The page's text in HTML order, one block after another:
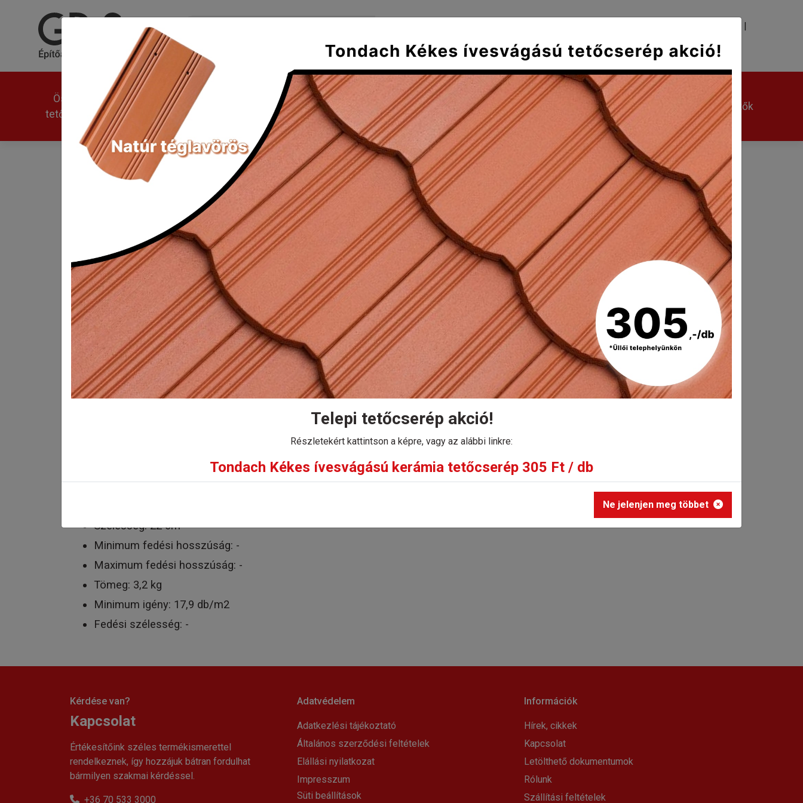
Összes
tetőcserép
Univerzális Klasszikus
Mediterran
Plus
Tradícionális Kerámia kiegészítők Egyéb kiegészítők
Tondach Pilis Max íves sajtolt hármas gerincelosztó elem 17 cm
Tondach Pilis Max íves sajtolt hármas gerincelosztó elem 17 cm
A Tondach Pilis Max ívesvágású alapcserép egyik fő különlegessége, hogy a cserép élének homogén kialakítása a
lehető legjobban reprodukálja a Hódfarkú fedésképet, közel fele akkora anyagszükséglettel négyzetméterenként.
Kiemelkedő töröszilárdsága rendkívül ellenállóvá teszi a környezeti hatássokkal szemben.
Bruttó eladási ár:
16 049Ft/db-tól Kosárba
Műszaki adatok:
Szélesség: 22 cm
Minimum fedési hosszúság: -
Maximum fedési hosszúság: -
Tömeg: 3,2 kg
Minimum igény: 17,9 db/m2
Fedési szélesség: -
Kérdése van?
Kapcsolat
Értékesítőink széles termékismerettel
rendelkeznek, így hozzájuk bátran fordulhat
bármilyen szakmai kérdéssel.
+36 70 533 3000
Adatvédelem
Adatkezlési tájékoztató
Általános szerződési feltételek
Elállási nyilatkozat
Impresszum
Süti beállítások
Információk
Hírek, cikkek
Kapcsolat
Letölthető dokumentumok
Rólunk
Szállítási feltételek
Telepi tetőcserép akció!
Részletekért kattintson a képre, vagy az alábbi linkre:
Tondach Kékes ívesvágású kerámia tetőcserép 305 Ft / db
Ne jelenjen meg többet